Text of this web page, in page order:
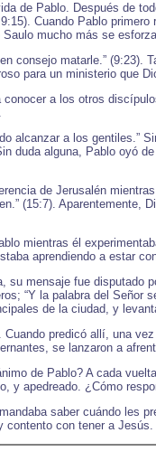
de Pablo. Después de
Cuando Pablo
mucho más se
consejo matarle.”
para un ministerio que
a los otros
alcanzar a los gentiles.”
duda alguna, Pablo oyó
de Jerusalén
(15:7).
mientras él
aprendiendo a estar
su mensaje fue
“Y la palabra del Señor
de la ciudad, y
predicó allí, una
se lanzaron a
de Pablo? A cada
y apedreado. ¿Cómo
saber cuándo les
contento con tener a